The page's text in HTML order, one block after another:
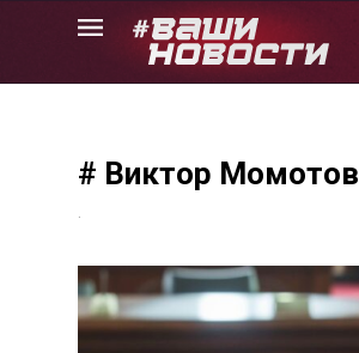
Skip
# Виктор Момотов